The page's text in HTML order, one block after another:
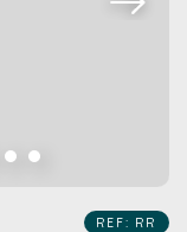
REF: RR